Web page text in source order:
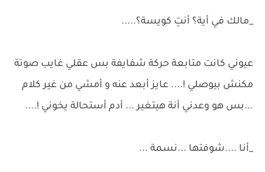
_مالك في أية؟ أنتِ كويسة؟.....
عيوني كانت متابعة حركة شفايفة بس عقلي غايب صوتة
مكنش بيوصلي !.... عايز أبعد عنه و أمشي من غير كلام
...بس هو وعدني أنة هيتغير ... أدم أستحالة يخوني !....
_أنا ....شوفتها ...نسمة ...